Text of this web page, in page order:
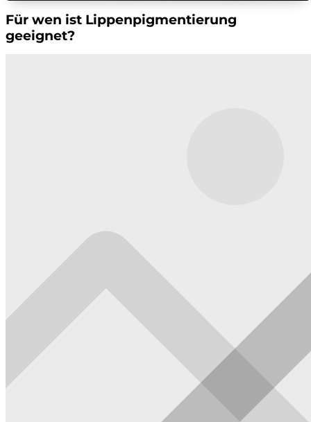
Für wen ist Lippenpigmentierung
geeignet?